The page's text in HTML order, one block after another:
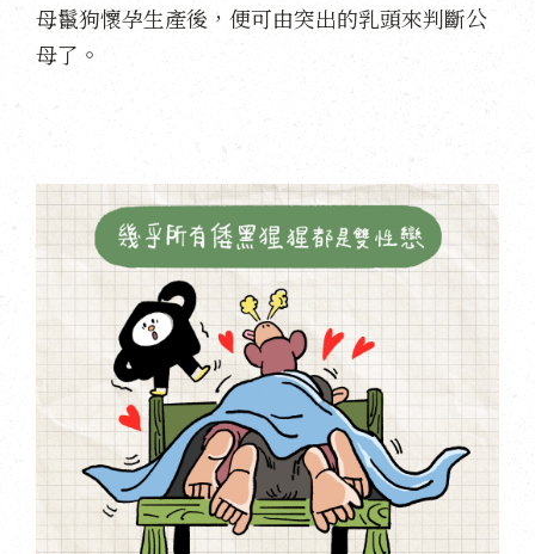
母鬣狗懷孕生產後，便可由突出的乳頭來判斷公
母了。